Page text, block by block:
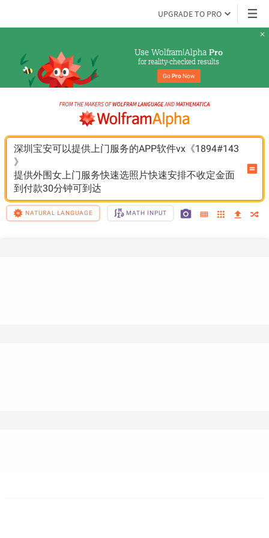
UPGRADE TO PRO
Use Wolfram|Alpha Pro
for reality-checked results
Go Pro Now
深圳宝安可以提供上门服务的APP软件vx《1894#143
》
提供外围女上门服务快速选照片快速安排不收定金面
到付款30分钟可到达
NATURAL LANGUAGE MATH INPUT